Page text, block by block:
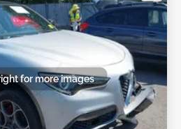
for more images